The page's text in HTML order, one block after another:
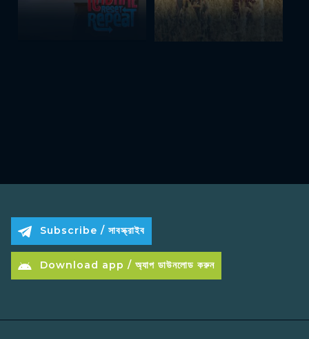
Subscribe / সাবস্ক্রাইব
Download app / অ্যাপ ডাউনলোড করুন